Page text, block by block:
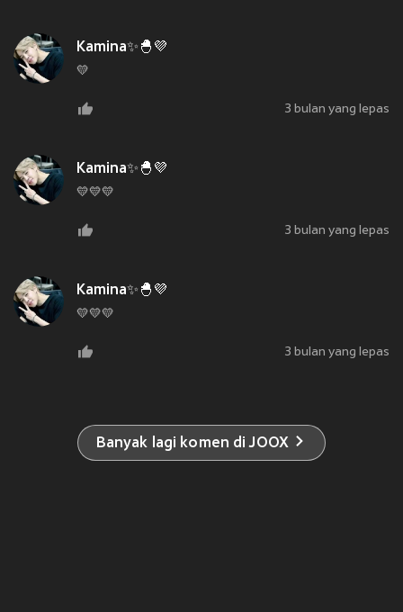
Kamina✨🐣💜
💛
3 bulan yang lepas
Kamina✨🐣💜
💛💛💛
3 bulan yang lepas
Kamina✨🐣💜
💛💛💛
3 bulan yang lepas
Banyak lagi komen di JOOX